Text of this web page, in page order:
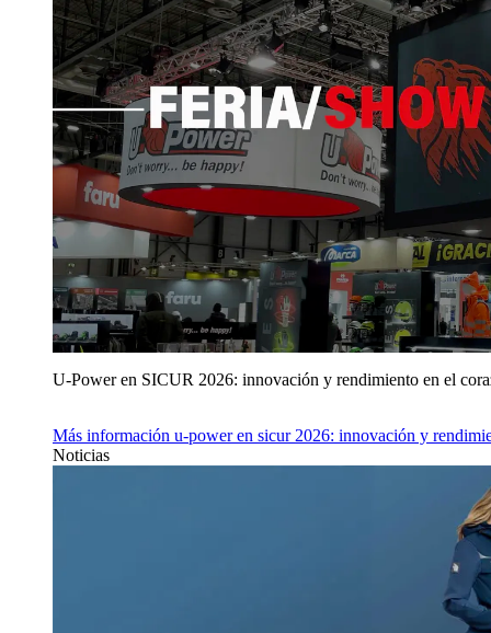
U‑Power en SICUR 2026: innovación y rendimiento en el
Más información u‑power en sicur 2026: innovación y
Noticias